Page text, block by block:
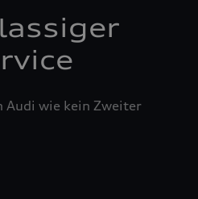
Audi wie kein Zweiter